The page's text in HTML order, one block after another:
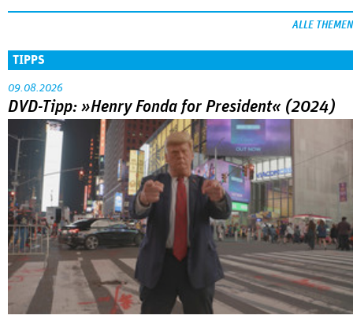
ALLE THEMEN
TIPPS
09.08.2026
DVD-Tipp: »Henry Fonda for President« (2024)